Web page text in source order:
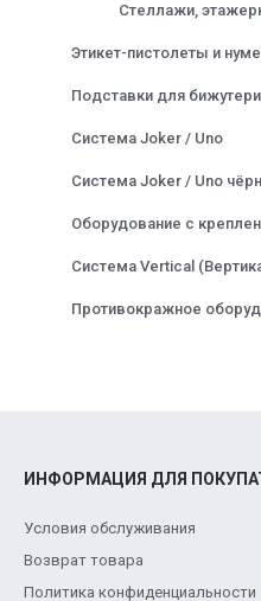
Стеллажи,
Этикет-пистолеты и
Подставки для
Система Joker / Uno
Система Joker / Uno
Оборудование с
Система Vertical
Противокражное
ИНФОРМАЦИЯ ДЛЯ
Условия обслуживания
Возврат товара
Политика конфиденциальности